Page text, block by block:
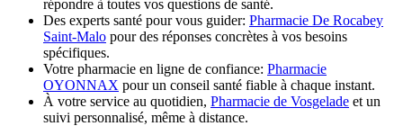
répondre à toutes vos questions de santé.
Des experts santé pour vous guider: Pharmacie De Rocabey
Saint-Malo pour des réponses concrètes à vos besoins
spécifiques.
Votre pharmacie en ligne de confiance: Pharmacie
OYONNAX pour un conseil santé fiable à chaque instant.
À votre service au quotidien, Pharmacie de Vosgelade et un
suivi personnalisé, même à distance.